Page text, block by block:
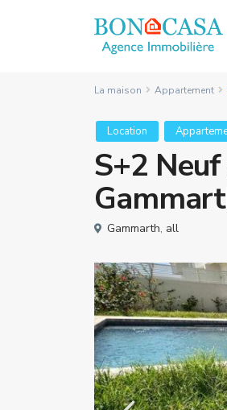
La maison Appartement
Location
S+2
Gammarth, all